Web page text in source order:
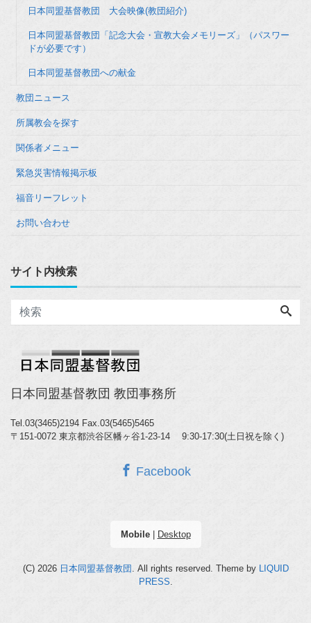
日本同盟基督教団 大会映像(教団紹介)
日本同盟基督教団「記念大会・宣教大会メモリーズ」（パスワー
ドが必要です）
日本同盟基督教団への献金
教団ニュース
所属教会を探す
関係者メニュー
緊急災害情報掲示板
福音リーフレット
お問い合わせ
サイト内検索
日本同盟基督教団 教団事務所
Tel.03(3465)2194 Fax.03(5465)5465
〒151-0072 東京都渋谷区幡ヶ谷1-23-14 9:30-17:30(土日祝を除く)
Facebook
Mobile| Desktop
(C) 2026 日本同盟基督教団 . All rights reserved. Theme by LIQUID
PRESS